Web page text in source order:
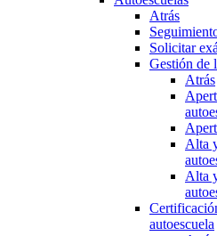
Atrás
Solicitar
Gestión de
Atrás
Alta
Alta
autoescuela